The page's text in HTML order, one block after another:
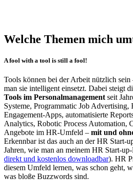
Welche Themen mich
A fool with a tool is still a fool!
Tools können bei der Arbeit nützlich
man sie intelligent einsetzt. Dabei steigt
Tools im Personalmanagement seit
Systeme, Programmatic Job
Engagement-Apps, automatisierte
Analytics, Robotic Process Automation,
Angebote im HR-Umfeld – mit und
Erkennbar ist das auch an der HR Start-
Jahren, wie man an meinem HR Start-
direkt und kostenlos downloadbar). HR
diesem Umfeld lernen, was schon geht,
was bloße Buzzwords sind.